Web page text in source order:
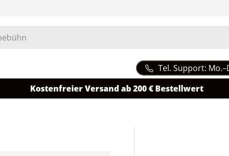
Tel. Support:
Kostenfreier Versand ab 200 € Bestellwert